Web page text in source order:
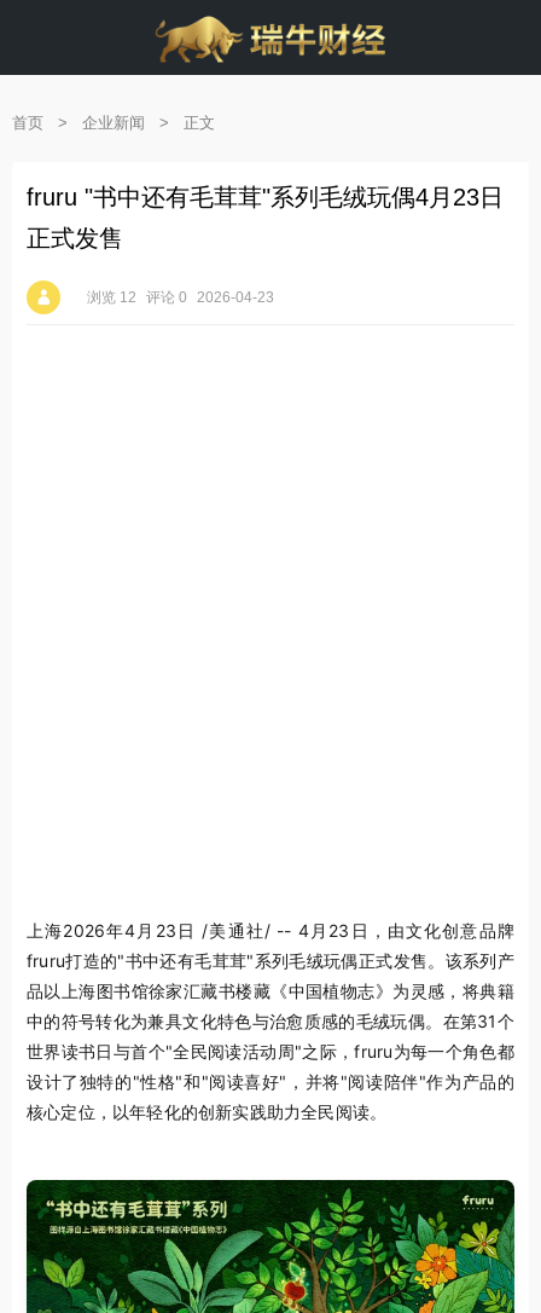
首页 > 企业新闻 > 正文
fruru "书中还有毛茸茸"系列毛绒玩偶4月23日
正式发售
浏览 12 评论 0 2026-04-23
上海2026年4月23日 /美通社/ -- 4月23日，由文化创意品牌
fruru打造的"书中还有毛茸茸"系列毛绒玩偶正式发售。该系列产
品以上海图书馆徐家汇藏书楼藏《中国植物志》为灵感，将典籍
中的符号转化为兼具文化特色与治愈质感的毛绒玩偶。在第31个
世界读书日与首个"全民阅读活动周"之际，fruru为每一个角色都
设计了独特的"性格"和"阅读喜好"，并将"阅读陪伴"作为产品的
核心定位，以年轻化的创新实践助力全民阅读。